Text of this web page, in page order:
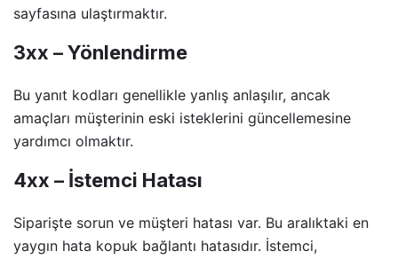
sayfasına ulaştırmaktır.
3xx – Yönlendirme
Bu yanıt kodları genellikle yanlış anlaşılır, ancak
amaçları müşterinin eski isteklerini güncellemesine
yardımcı olmaktır.
4xx – İstemci Hatası
Siparişte sorun ve müşteri hatası var. Bu aralıktaki en
yaygın hata kopuk bağlantı hatasıdır. İstemci,